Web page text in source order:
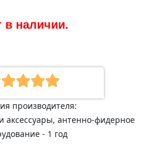
в наличии.
производителя:
аксессуары, антенно-фидерное
- 1 год